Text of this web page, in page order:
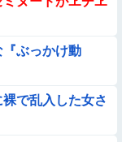
の差』があるも
って謝罪の手紙が
』を見てドン引
『ぶっかけ動
裸で乱入した女さ